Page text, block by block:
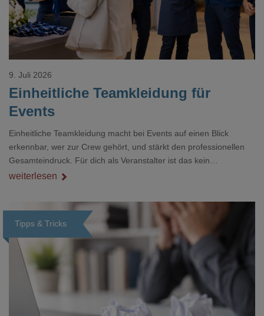
Einheitliche Teamkleidung für
Events
9. Juli 2026
Einheitliche Teamkleidung macht bei Events auf einen Blick
erkennbar, wer zur Crew gehört, und stärkt den professionellen
Gesamteindruck. Für dich als Veranstalter ist das kein
Nebenthema: Bei Textilien mit Stickerei oder mehreren
weiterlesen
Tipps & Tricks